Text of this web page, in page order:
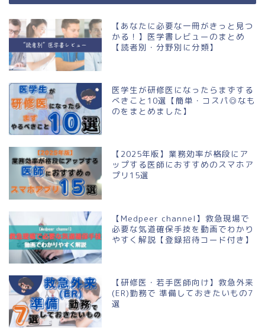
【あなたに必要な一冊がきっと見つ
かる！】医学書レビューのまとめ
【読者別・分野別に分類】
医学生が研修医になったらまずする
べきこと10選【簡単・コスパ◎なも
のをまとめました】
【2025年版】業務効率が格段にア
ップする医師におすすめのスマホア
プリ15選
【Medpeer channel】救急現場で
必要な気道確保手技を動画でわかり
やすく解説【登録招待コード付き】
【研修医・若手医師向け】救急外来
(ER)勤務で 準備しておきたいもの7
選